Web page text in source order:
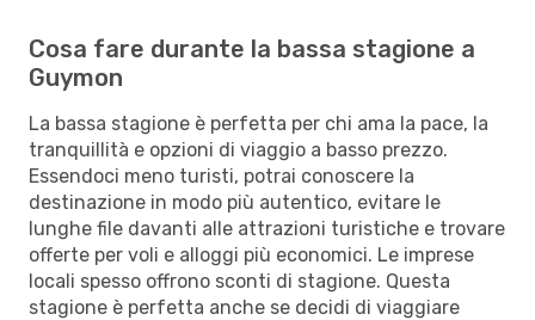
Cosa fare durante la bassa stagione a
Guymon
La bassa stagione è perfetta per chi ama la pace, la
tranquillità e opzioni di viaggio a basso prezzo.
Essendoci meno turisti, potrai conoscere la
destinazione in modo più autentico, evitare le
lunghe file davanti alle attrazioni turistiche e trovare
offerte per voli e alloggi più economici. Le imprese
locali spesso offrono sconti di stagione. Questa
stagione è perfetta anche se decidi di viaggiare